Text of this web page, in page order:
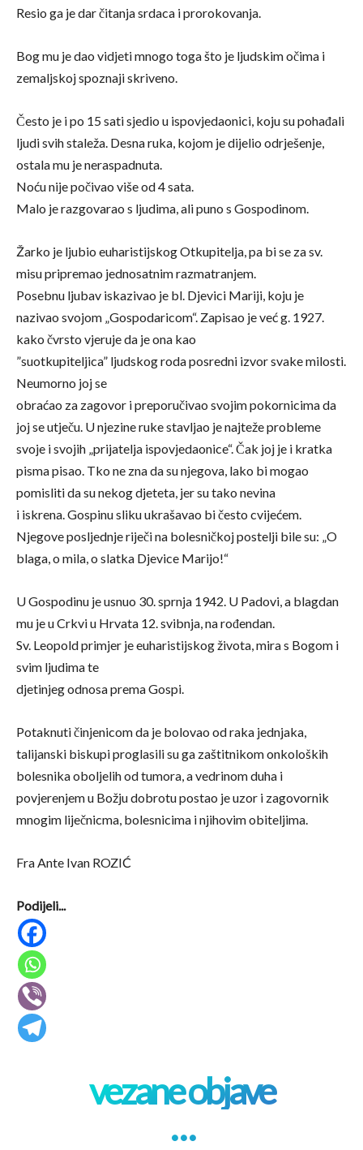
Resio ga je dar čitanja srdaca i prorokovanja.
Bog mu je dao vidjeti mnogo toga što je ljudskim očima i
zemaljskoj spoznaji skriveno.
Često je i po 15 sati sjedio u ispovjedaonici, koju su pohađali
ljudi svih staleža. Desna ruka, kojom je dijelio odrješenje,
ostala mu je neraspadnuta.
Noću nije počivao više od 4 sata.
Malo je razgovarao s ljudima, ali puno s Gospodinom.
Žarko je ljubio euharistijskog Otkupitelja, pa bi se za sv.
misu pripremao jednosatnim razmatranjem.
Posebnu ljubav iskazivao je bl. Djevici Mariji, koju je
nazivao svojom „Gospodaricom“. Zapisao je već g. 1927.
kako čvrsto vjeruje da je ona kao
”suotkupiteljica” ljudskog roda posredni izvor svake milosti.
Neumorno joj se
obraćao za zagovor i preporučivao svojim pokornicima da
joj se utječu. U njezine ruke stavljao je najteže probleme
svoje i svojih „prijatelja ispovjedaonice“. Čak joj je i kratka
pisma pisao. Tko ne zna da su njegova, lako bi mogao
pomisliti da su nekog djeteta, jer su tako nevina
i iskrena. Gospinu sliku ukrašavao bi često cvijećem.
Njegove posljednje riječi na bolesničkoj postelji bile su: „O
blaga, o mila, o slatka Djevice Marijo!“
U Gospodinu je usnuo 30. sprnja 1942. U Padovi, a blagdan
mu je u Crkvi u Hrvata 12. svibnja, na rođendan.
Sv. Leopold primjer je euharistijskog života, mira s Bogom i
svim ljudima te
djetinjeg odnosa prema Gospi.
Potaknuti činjenicom da je bolovao od raka jednjaka,
talijanski biskupi proglasili su ga zaštitnikom onkoloških
bolesnika oboljelih od tumora, a vedrinom duha i
povjerenjem u Božju dobrotu postao je uzor i zagovornik
mnogim liječnicma, bolesnicima i njihovim obiteljima.
Fra Ante Ivan ROZIĆ
Podijeli...
vezane objave
. . .